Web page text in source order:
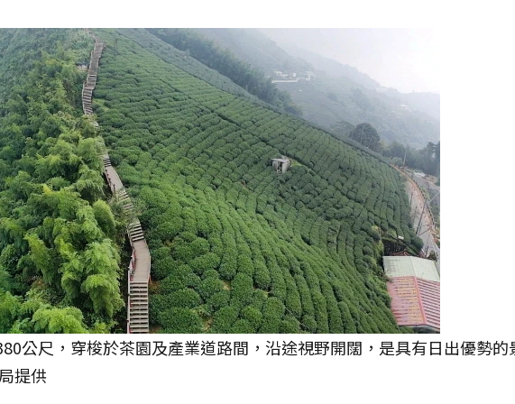
公尺，穿梭於茶園及產業道路間，沿途視野開闊，是具有日出優勢的
提供